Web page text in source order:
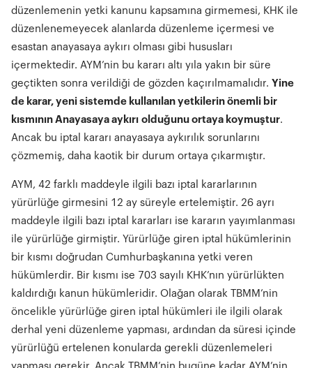
düzenlemenin yetki kanunu kapsamına girmemesi, KHK ile
düzenlenemeyecek alanlarda düzenleme içermesi ve
esastan anayasaya aykırı olması gibi hususları
içermektedir. AYM’nin bu kararı altı yıla yakın bir süre
geçtikten sonra verildiği de gözden kaçırılmamalıdır. Yine
de karar, yeni sistemde kullanı lan yetkilerin önemli bir
kısmının Anayasaya aykırı olduğunu ortaya koymuştur.
Ancak bu iptal kararı anayasaya aykırılık sorunlarını
çözmemiş, daha kaotik bir durum ortaya çıkarmıştır.
AYM, 42 farklı maddeyle ilgili bazı iptal kararlarının
yürürlüğe girmesini 12 ay süreyle ertelemiştir. 26 ayrı
maddeyle ilgili bazı iptal kararları ise kararın yayımlanması
ile yürürlüğe girmiştir. Yürürlüğe giren iptal hükümlerinin
bir kısmı doğrudan Cumhurbaşkanına yetki veren
hükümlerdir. Bir kısmı ise 703 sayılı KHK’nın yürürlükten
kaldırdığı kanun hükümleridir. Olağan olarak TBMM’nin
öncelikle yürürlüğe giren iptal hükümleri ile ilgili olarak
derhal yeni düzenleme yapması, ardından da süresi içinde
yürürlüğü ertelenen konularda gerekli düzenlemeleri